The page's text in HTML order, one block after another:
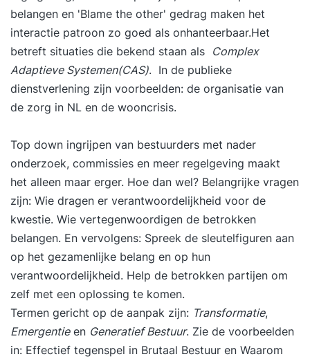
belangen en 'Blame the other' gedrag maken het
interactie patroon zo goed als onhanteerbaar.Het
betreft situaties die bekend staan als Complex
Adaptieve Systemen(CAS). In de publieke
dienstverlening zijn voorbeelden: de organisatie van
de zorg in NL en de wooncrisis.
Top down ingrijpen van bestuurders met nader
onderzoek, commissies en meer regelgeving maakt
het alleen maar erger. Hoe dan wel? Belangrijke vragen
zijn: Wie dragen er verantwoordelijkheid voor de
kwestie. Wie vertegenwoordigen de betrokken
belangen. En vervolgens: Spreek de sleutelfiguren aan
op het gezamenlijke belang en op hun
verantwoordelijkheid. Help de betrokken partijen om
zelf met een oplossing te komen.
Termen gericht op de aanpak zijn: Transformatie,
Emergentieen Generatief Bestuur. Zie de voorbeelden
in: Effectief tegenspel in Brutaal Bestuur en Waarom